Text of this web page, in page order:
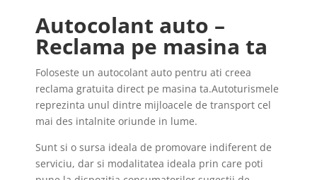
Autocolant auto –
Reclama pe masina ta
Foloseste un autocolant auto pentru ati creea
reclama gratuita direct pe masina ta.Autoturismele
reprezinta unul dintre mijloacele de transport cel
mai des intalnite oriunde in lume.
Sunt si o sursa ideala de promovare indiferent de
serviciu, dar si modalitatea ideala prin care poti